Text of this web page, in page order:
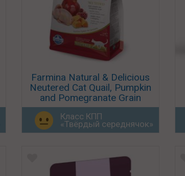
Farmina Natural & Delicious
Neutered Cat Quail, Pumpkin
and Pomegranate Grain
Free
Класс КПП
«Твёрдый середнячок»